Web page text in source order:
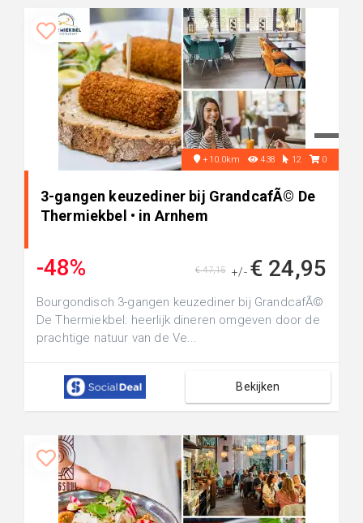
+10.0km 438 12 0
3-gangen keuzediner bij GrandcafÃ© De
Thermiekbel • in Arnhem
-48% +/- € 24,95
€ 47,15
Bourgondisch 3-gangen keuzediner bij GrandcafÃ©
De Thermiekbel: heerlijk dineren omgeven door de
prachtige natuur van de Ve...
Bekijken